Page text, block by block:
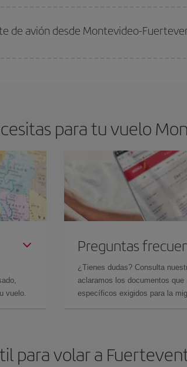
de avión desde Montevideo-
para tu vuelo
vuelo.
Preguntas
¿Tienes dudas? Consulta
aclaramos los documentos
específicos exigidos para la
para volar a